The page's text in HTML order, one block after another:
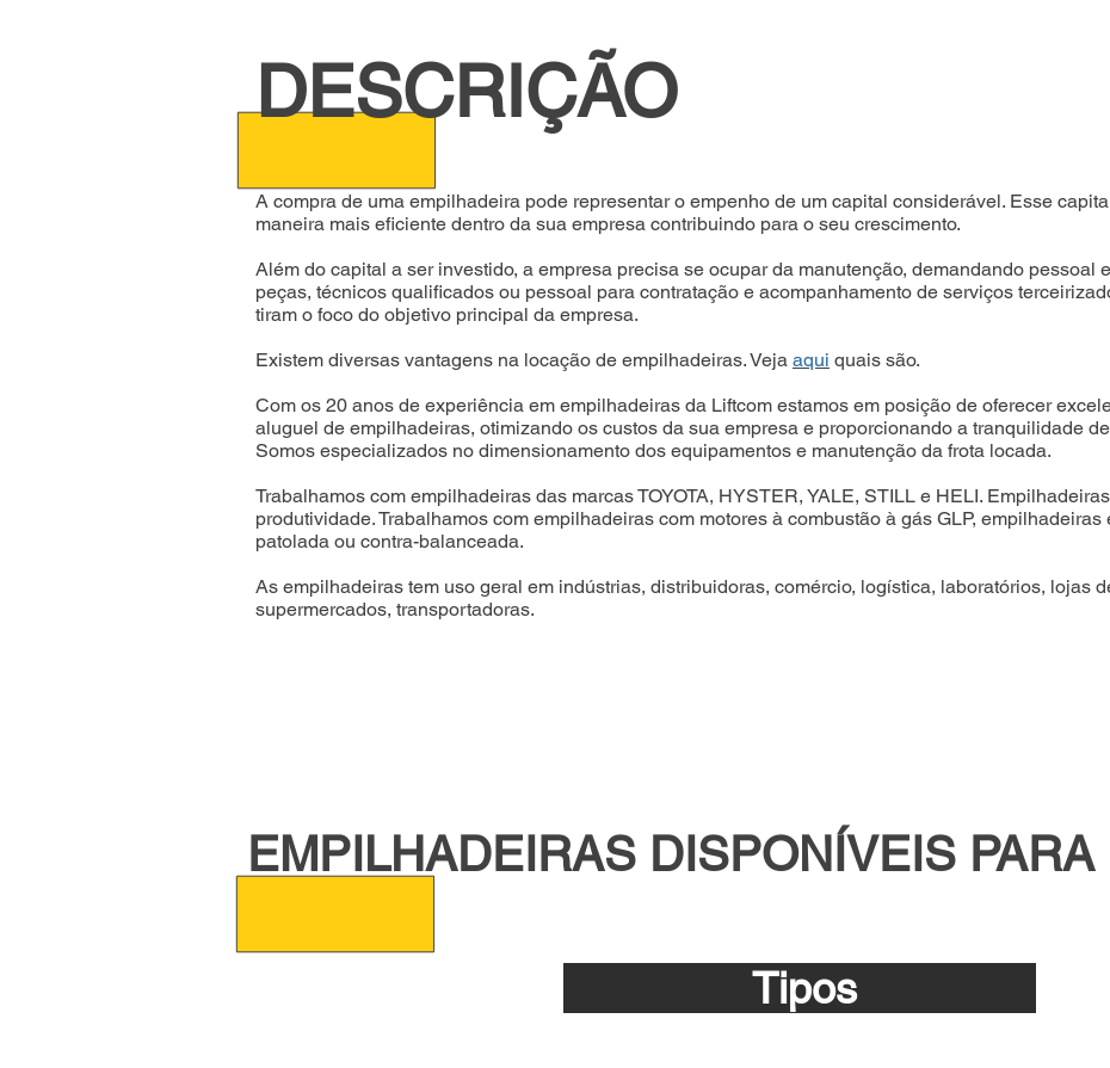
DESCRIÇÃO
A compra de uma empilhadeira pode representar o empenho de um capital considerável. Esse
maneira mais eficiente dentro da sua empresa contribuindo para o seu crescimento.
Além do capital a ser investido, a empresa precisa se ocupar da manutenção, demandando pessoal
peças, técnicos qualificados ou pessoal para contratação e acompanhamento de serviços
tiram o foco do objetivo principal da empresa.
Existem diversas vantagens na locação de empilhadeiras. Veja aqui quais são.
Com os 20 anos de experiência em empilhadeiras da Liftcom estamos em posição de oferecer
aluguel de empilhadeiras, otimizando os custos da sua empresa e proporcionando a tranquilidade
Somos especializados no dimensionamento dos equipamentos e manutenção da frota locada.
Trabalhamos com empilhadeiras das marcas TOYOTA, HYSTER, YALE, STILL e HELI.
produtividade.Trabalhamos com empilhadeiras com motores à combustão à gás GLP, empilhadeiras
patolada ou contra-balanceada.
As empilhadeiras tem uso geral em indústrias, distribuidoras, comércio, logística, laboratórios, lojas
supermercados, transportadoras.
EMPILHADEIRAS DISPONÍVEIS PARA
Tipos